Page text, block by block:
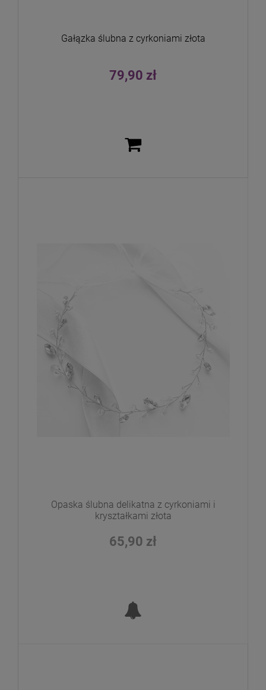
Gałązka ślubna z cyrkoniami złota
79,90 zł
Opaska ślubna delikatna z cyrkoniami i
kryształkami złota
65,90 zł